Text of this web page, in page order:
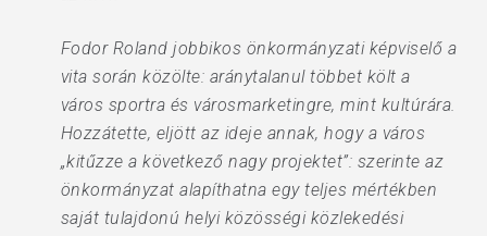
Fodor Roland jobbikos önkormányzati képviselő a
vita során közölte: aránytalanul többet költ a
város sportra és városmarketingre, mint kultúrára.
Hozzátette, eljött az ideje annak, hogy a város
„kitűzze a következő nagy projektet”: szerinte az
önkormányzat alapíthatna egy teljes mértékben
saját tulajdonú helyi közösségi közlekedési